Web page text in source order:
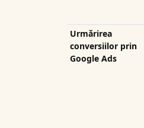
Urmărirea
conversiilor prin
Google Ads